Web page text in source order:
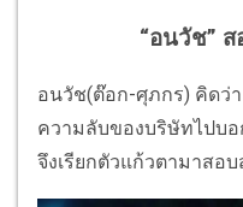
“อนวัช”
อนวัช(ต๊อก-ศุภกร) คิดว่
ความลับของบริษัทไปบอ
จึงเรียกตัวแก้วตามาสอ